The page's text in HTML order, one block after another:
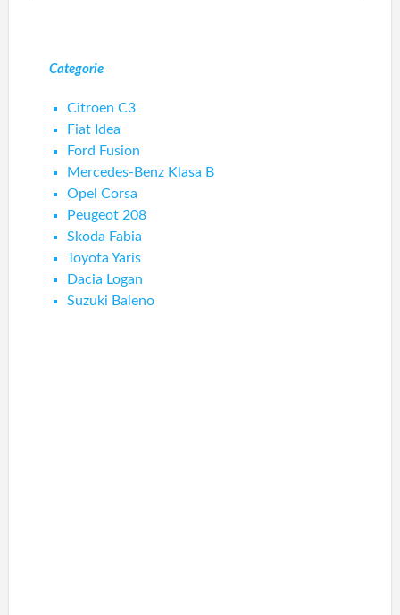
Categorie
Citroen C3
Fiat Idea
Ford Fusion
Mercedes-Benz Klasa B
Opel Corsa
Peugeot 208
Skoda Fabia
Toyota Yaris
Dacia Logan
Suzuki Baleno